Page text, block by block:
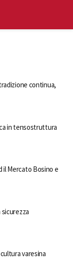
continua,
in tensostruttura
il Mercato Bosino e
varesina